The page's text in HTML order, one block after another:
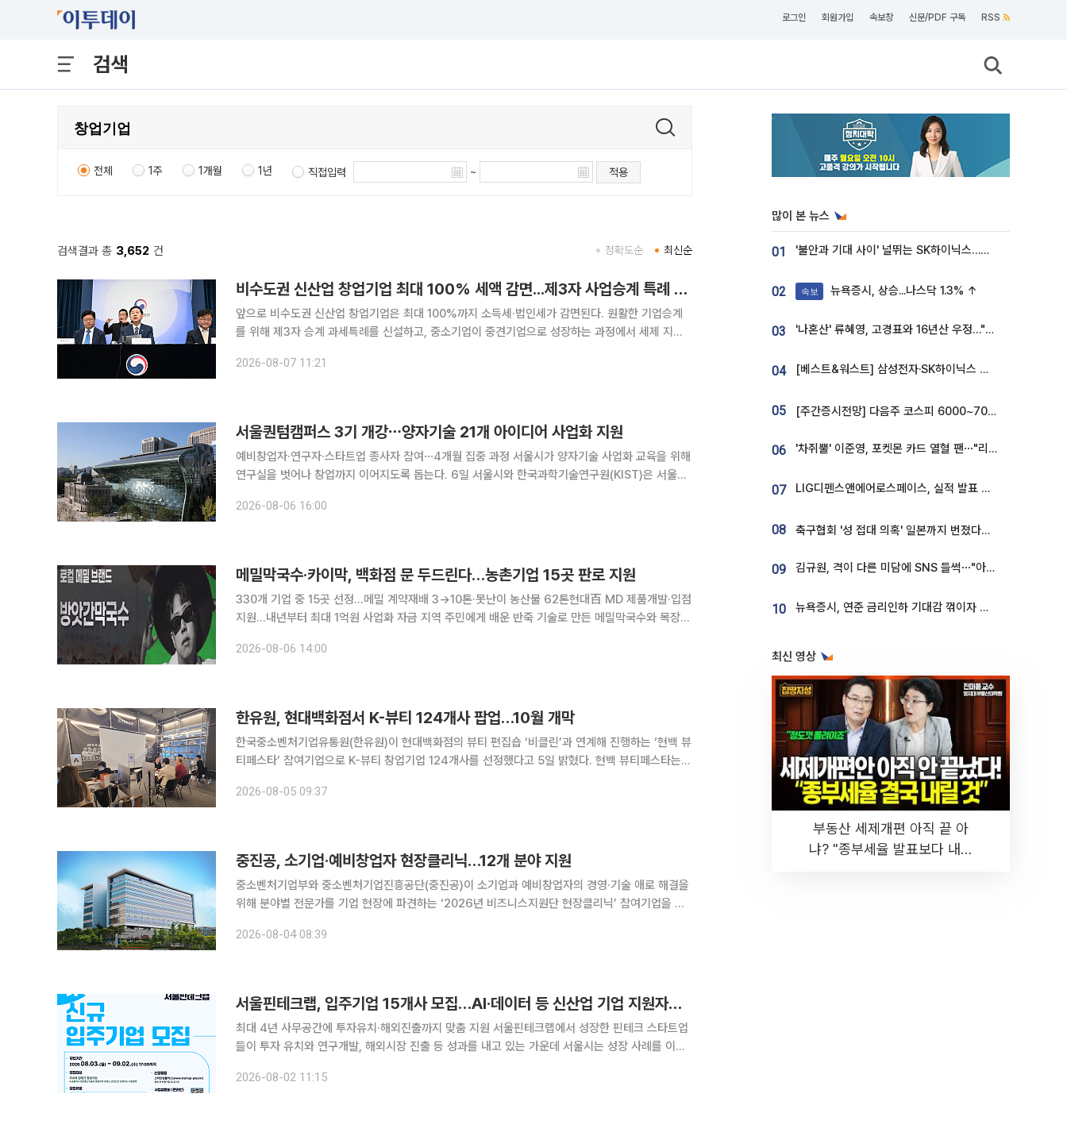
로그인 회원가입 속보창 신문/PDF 구독 RSS
검색
전체 1주 1개월 1년 직접입력 ~ 적용
검색결과 총 3,652 건 최신순
정확도순
비수도권 신산업 창업기업 최대 100% 세액 감면...제3자 사업승계 특례 도입
앞으로 비수도권 신산업 창업기업은 최대 100%까지 소득세·법인세가 감면된다. 원활한 기업승계
를 위해 제3자 승계 과세특례를 신설하고, 중소기업이 중견기업으로 성장하는 과정에서 세제 지원
처기업부에 따르면 정부가 3일 발표한 '2026년 세제개편안'에는 창
2026-08-07 11:21
서울퀀텀캠퍼스 3기 개강⋯양자기술 21개 아이디어 사업화 지원
예비창업자·연구자·스타트업 종사자 참여⋯4개월 집중 과정 서울시가 양자기술 사업화 교육을 위해
연구실을 벗어나 창업까지 이어지도록 돕는다. 6일 서울시와 한국과학기술연구원(KIST)은 서울창
업 종사자 30명이 제안한 21개 사업 아이템의 사업화를 본격 지원한다
2026-08-06 16:00
메밀막국수·카이막, 백화점 문 두드린다…농촌기업 15곳 판로 지원
330개 기업 중 15곳 선정…메밀 계약재배 3→10톤·못난이 농산물 62톤현대百 MD 제품개발·입점
지원…내년부터 최대 1억원 사업화 자금 지역 주민에게 배운 반죽 기술로 만든 메밀막국수와 목장에
와 제품은 갖췄지만 상품화와 위생관리, 판로 확보에 어려움을 겪
2026-08-06 14:00
한유원, 현대백화점서 K-뷰티 124개사 팝업…10월 개막
한국중소벤처기업유통원(한유원)이 현대백화점의 뷰티 편집숍 ‘비클린’과 연계해 진행하는 ‘현백 뷰
티페스타’ 참여기업으로 K-뷰티 창업기업 124개사를 선정했다고 5일 밝혔다. 현백 뷰티페스타는
2026-08-05 09:37
중진공, 소기업·예비창업자 현장클리닉…12개 분야 지원
중소벤처기업부와 중소벤처기업진흥공단(중진공)이 소기업과 예비창업자의 경영·기술 애로 해결을
위해 분야별 전문가를 기업 현장에 파견하는 ‘2026년 비즈니스지원단 현장클리닉’ 참여기업을 상
문제를 대상으로 한다. 전문가가 현장을 방문해 원인을 분석하고 기업별 해
2026-08-04 08:39
서울핀테크랩, 입주기업 15개사 모집…AI·데이터 등 신산업 기업 지원자격 확대
최대 4년 사무공간에 투자유치·해외진출까지 맞춤 지원 서울핀테크랩에서 성장한 핀테크 스타트업
들이 투자 유치와 연구개발, 해외시장 진출 등 성과를 내고 있는 가운데 서울시는 성장 사례를 이어
한다고 밝혔다. 서울핀테크랩은 서울시가 2018년 여의도에 조성한 핀
2026-08-02 11:15
많이 본 뉴스
01 '불안과 기대 사이' 널뛰는 SK하이닉스…증권가 "HBM4·LTA 기반 펀터멘털 견고"
02 속보 뉴욕증시, 상승...나스닥 1.3% ↑
03 '나혼산' 류혜영, 고경표와 16년산 우정…"자취방서 부모님과 마주쳐"
04 [베스트&워스트] 삼성전자·SK하이닉스 밀린 한 주…상상인증권은 85% 급등
05 [주간증시전망] 다음주 코스피 6000~7000⋯“外人 수급은 정책이 변수”
06 '차쥐뿔' 이준영, 포켓몬 카드 열혈 팬⋯"리셀러 처단할 것"
07 LIG디펜스앤에어로스페이스, 실적 발표 후 급락→반등⋯증권가 “28년까지 튼튼”
08 축구협회 '성 접대 의혹' 일본까지 번졌다…日 심판 실명 공개
09 김규원, 격이 다른 미담에 SNS 들썩⋯"아이 속옷 빨고 졸업식도 참석"
10 뉴욕증시, 연준 금리인하 기대감 꺾이자 상승...S&P500 사상 최고치 [종합]
최신 영상
부동산 세제개편 아직 끝 아
냐? "종부세율 발표보다 내릴